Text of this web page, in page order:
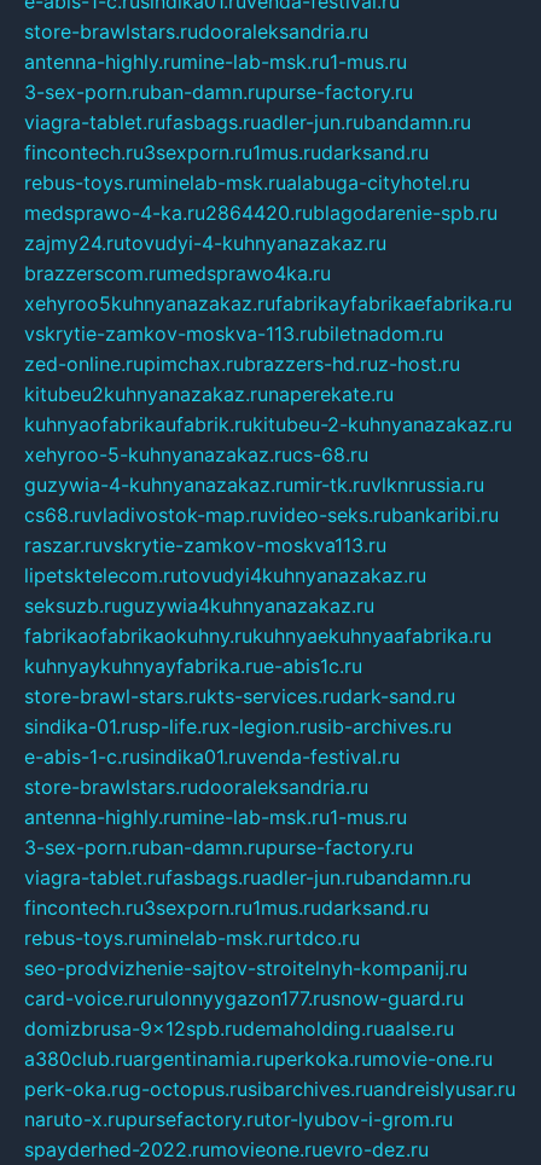
store-brawlstars.rudooraleksandria.ru
antenna-highly.rumine-lab-msk.ru1-mus.ru
3-sex-porn.ruban-damn.rupurse-factory.ru
viagra-tablet.rufasbags.ruadler-jun.rubandamn.ru
fincontech.ru3sexporn.ru1mus.rudarksand.ru
rebus-toys.ruminelab-msk.rualabuga-cityhotel.ru
medsprawo-4-ka.ru2864420.rublagodarenie-spb.ru
zajmy24.rutovudyi-4-kuhnyanazakaz.ru
brazzerscom.rumedsprawo4ka.ru
xehyroo5kuhnyanazakaz.rufabrikayfabrikaefabrika.ru
vskrytie-zamkov-moskva-113.rubiletnadom.ru
zed-online.rupimchax.rubrazzers-hd.ruz-host.ru
kitubeu2kuhnyanazakaz.runaperekate.ru
kuhnyaofabrikaufabrik.rukitubeu-2-kuhnyanazakaz.ru
xehyroo-5-kuhnyanazakaz.rucs-68.ru
guzywia-4-kuhnyanazakaz.rumir-tk.ruvlknrussia.ru
cs68.ruvladivostok-map.ruvideo-seks.rubankaribi.ru
raszar.ruvskrytie-zamkov-moskva113.ru
lipetsktelecom.rutovudyi4kuhnyanazakaz.ru
seksuzb.ruguzywia4kuhnyanazakaz.ru
fabrikaofabrikaokuhny.rukuhnyaekuhnyaafabrika.ru
kuhnyaykuhnyayfabrika.rue-abis1c.ru
store-brawl-stars.rukts-services.rudark-sand.ru
sindika-01.rusp-life.rux-legion.rusib-archives.ru
e-abis-1-c.rusindika01.ruvenda-festival.ru
store-brawlstars.rudooraleksandria.ru
antenna-highly.rumine-lab-msk.ru1-mus.ru
3-sex-porn.ruban-damn.rupurse-factory.ru
viagra-tablet.rufasbags.ruadler-jun.rubandamn.ru
fincontech.ru3sexporn.ru1mus.rudarksand.ru
rebus-toys.ruminelab-msk.rurtdco.ru
seo-prodvizhenie-sajtov-stroitelnyh-kompanij.ru
card-voice.rurulonnyygazon177.rusnow-guard.ru
domizbrusa-9x12spb.rudemaholding.ruaalse.ru
a380club.ruargentinamia.ruperkoka.rumovie-one.ru
perk-oka.rug-octopus.rusibarchives.ruandreislyusar.ru
naruto-x.rupursefactory.rutor-lyubov-i-grom.ru
spayderhed-2022.rumovieone.ruevro-dez.ru